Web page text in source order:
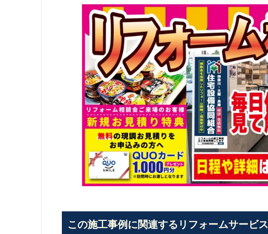
この施工事例に関連するリフォームサービス